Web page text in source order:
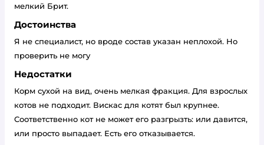
мелкий Брит.
Достоинства
Я не специалист, но вроде состав указан неплохой. Но
проверить не могу
Недостатки
Корм сухой на вид, очень мелкая фракция. Для взрослых
котов не подходит. Вискас для котят был крупнее.
Соответственно кот не может его разгрызть: или давится,
или просто выпадает. Есть его отказывается.